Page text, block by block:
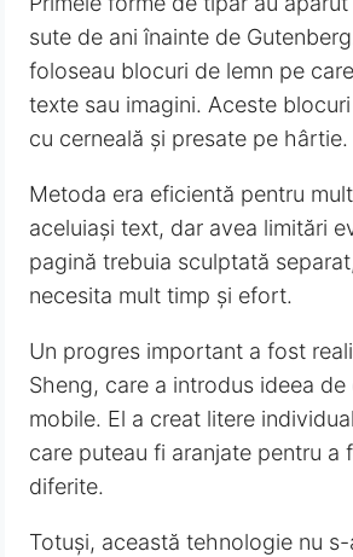
sute de ani înainte de
foloseau blocuri de lemn pe
texte sau imagini. Aceste
cu cerneală și presate pe hârtie.
Metoda era eficientă pentru
aceluiași text, dar avea limitări
pagină trebuia sculptată
necesita mult timp și efort.
Un progres important a fost
Sheng, care a introdus ideea
mobile. El a creat litere
care puteau fi aranjate pentru a
diferite.
Totuși, această tehnologie nu